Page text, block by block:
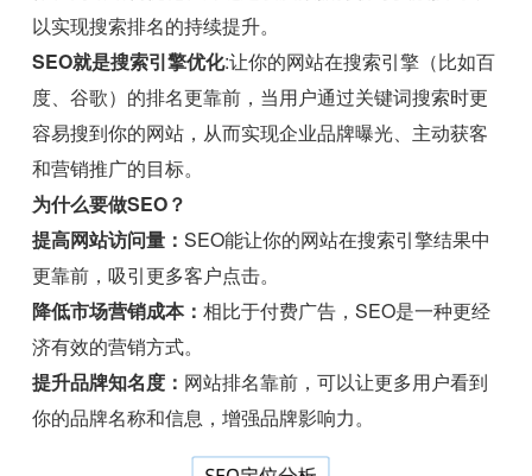
以实现搜索排名的持续提升。
SEO就是搜索引擎优化:让你的网站在搜索引擎（比如百
度、谷歌）的排名更靠前，当用户通过关键词搜索时更
容易搜到你的网站，从而实现企业品牌曝光、主动获客
和营销推广的目标。
为什么要做SEO？
提高网站访问量：SEO能让你的网站在搜索引擎结果中
更靠前，吸引更多客户点击。
降低市场营销成本：相比于付费广告，SEO是一种更经
济有效的营销方式。
提升品牌知名度： 网站排名靠前，可以让更多用户看到
你的品牌名称和信息，增强品牌影响力。